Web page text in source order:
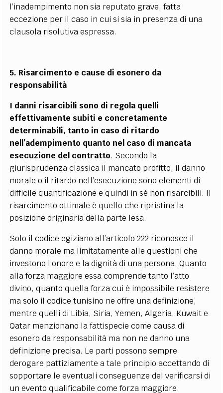
l’inadempimento non sia reputato grave, fatta
eccezione per il caso in cui si sia in presenza di una
clausola risolutiva espressa.
5. Risarcimento e cause di esonero da
responsabilità
I danni risarcibili sono di regola quelli
effettivamente subiti e concretamente
determinabili, tanto in caso di ritardo
nell’adempimento quanto nel caso di mancata
esecuzione del contratto. Secondo la
giurisprudenza classica il mancato profitto, il danno
morale o il ritardo nell’esecuzione sono elementi di
difficile quantificazione e quindi in sé non risarcibili. Il
risarcimento ottimale è quello che ripristina la
posizione originaria della parte lesa.
Solo il codice egiziano all’articolo 222 riconosce il
danno morale ma limitatamente alle questioni che
investono l’onore e la dignità di una persona. Quanto
alla forza maggiore essa comprende tanto l’atto
divino, quanto quella forza cui è impossibile resistere
ma solo il codice tunisino ne offre una definizione,
mentre quelli di Libia, Siria, Yemen, Algeria, Kuwait e
Qatar menzionano la fattispecie come causa di
esonero da responsabilità ma non ne danno una
definizione precisa. Le parti possono sempre
derogare pattiziamente a tale principio accettando di
sopportare le eventuali conseguenze del verificarsi di
un evento qualificabile come forza maggiore.